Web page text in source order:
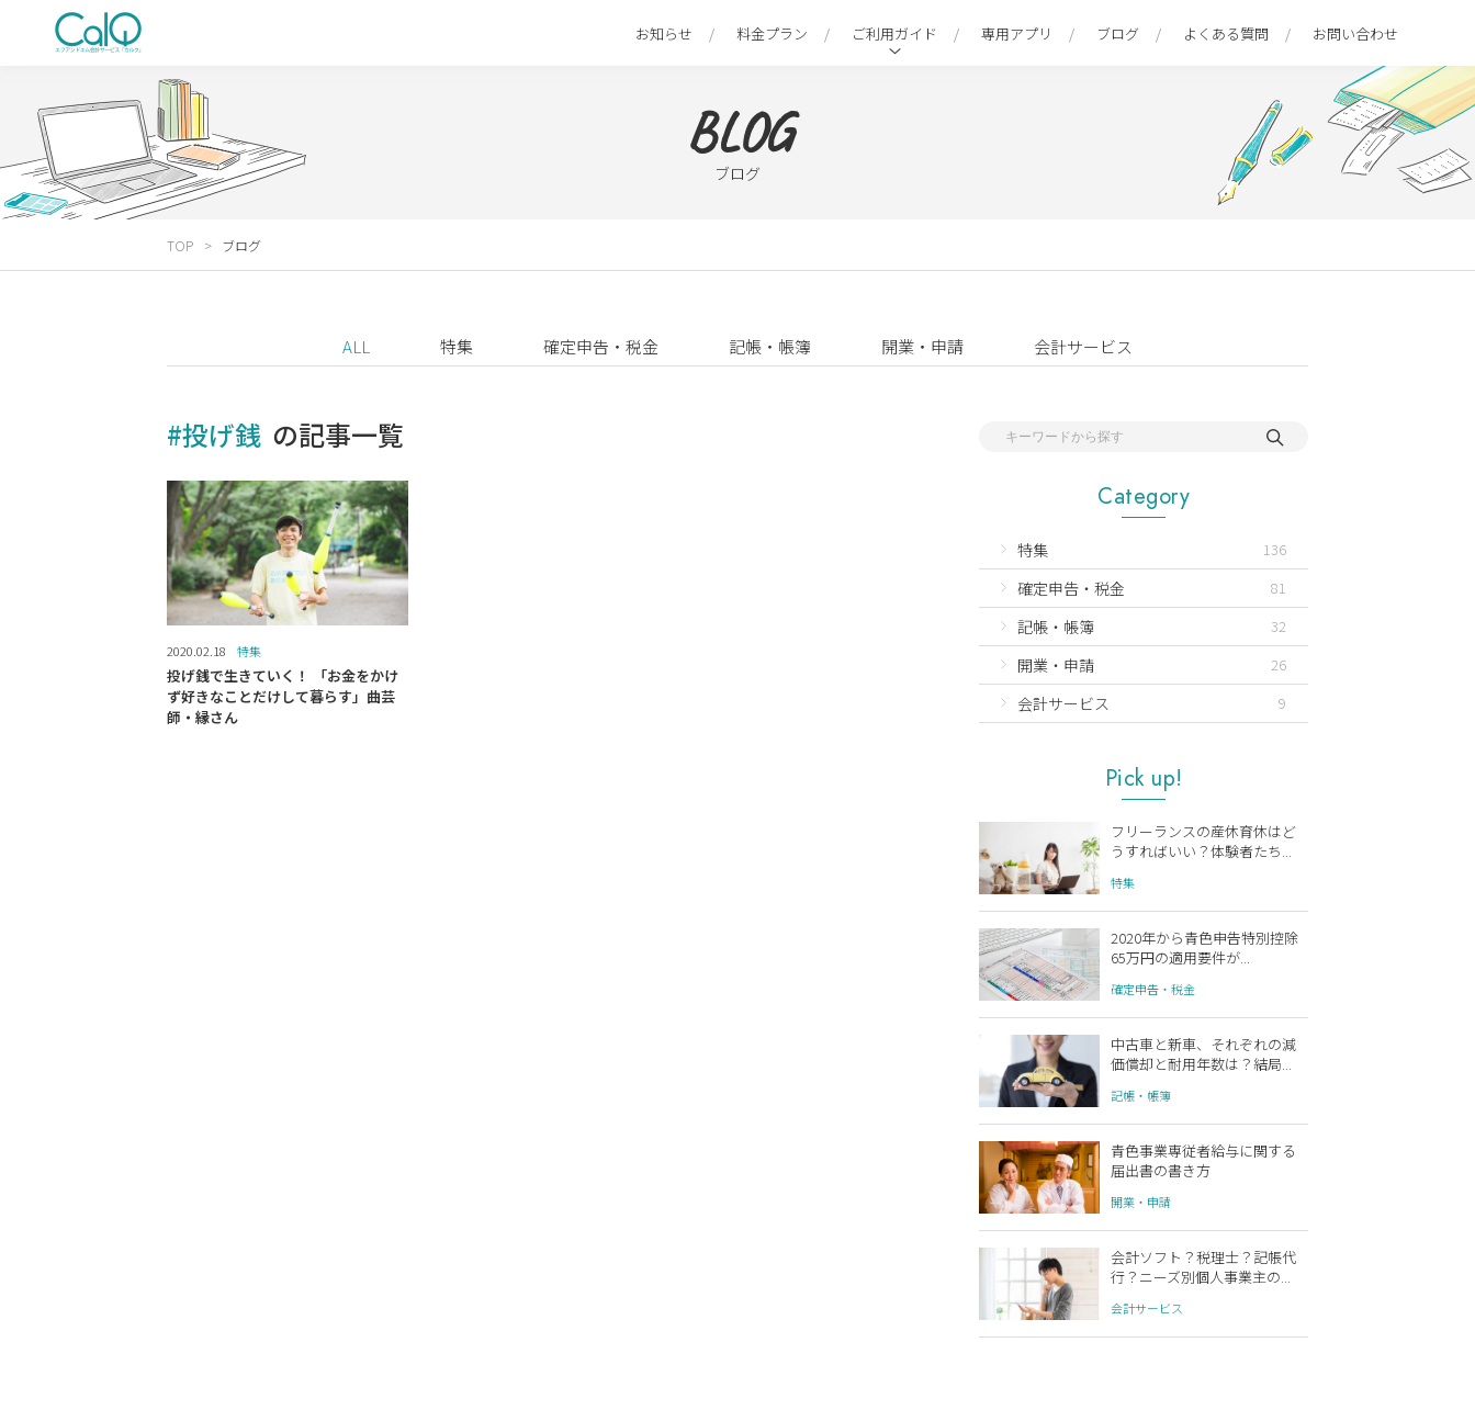
お知らせ 料金プラン ご利用ガイド 専用アプリ ブログ よくある質問 お問い合わせ
BLOG
ブログ
TOP ブログ
ALL 特集 確定申告・税金 記帳・帳簿 開業・申請 会計サービス
#投げ銭 の記事一覧
2020.02.18 特集
投げ銭で生きていく！ 「お金をかけ
ず好きなことだけして暮らす」曲芸
師・縁さん
Category
特集 136
確定申告・税金 81
記帳・帳簿 32
開業・申請 26
会計サービス 9
Pick up!
フリーランスの産休育休はど
うすればいい？体験者たち...
特集
2020年から青色申告特別控除
65万円の適用要件が...
確定申告・税金
中古車と新車、それぞれの減
価償却と耐用年数は？結局...
記帳・帳簿
青色事業専従者給与に関する
届出書の書き方
開業・申請
会計ソフト？税理士？記帳代
行？ニーズ別個人事業主の...
会計サービス